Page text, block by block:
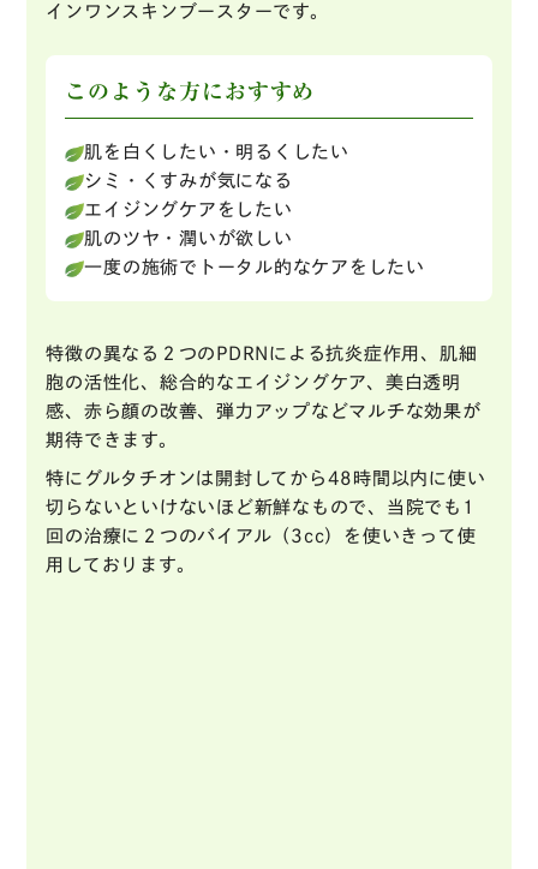
インワンスキンブースターです。
このような方におすすめ
肌を白くしたい・明るくしたい
シミ・くすみが気になる
エイジングケアをしたい
肌のツヤ・潤いが欲しい
一度の施術でトータル的なケアをしたい
特徴の異なる２つのPDRNによる抗炎症作用、肌細
胞の活性化、総合的なエイジングケア、美白透明
感、赤ら顔の改善、弾力アップなどマルチな効果が
期待できます。
特にグルタチオンは開封してから48時間以内に使い
切らないといけないほど新鮮なもので、当院でも1
回の治療に２つのバイアル（3cc）を使いきって使
用しております。